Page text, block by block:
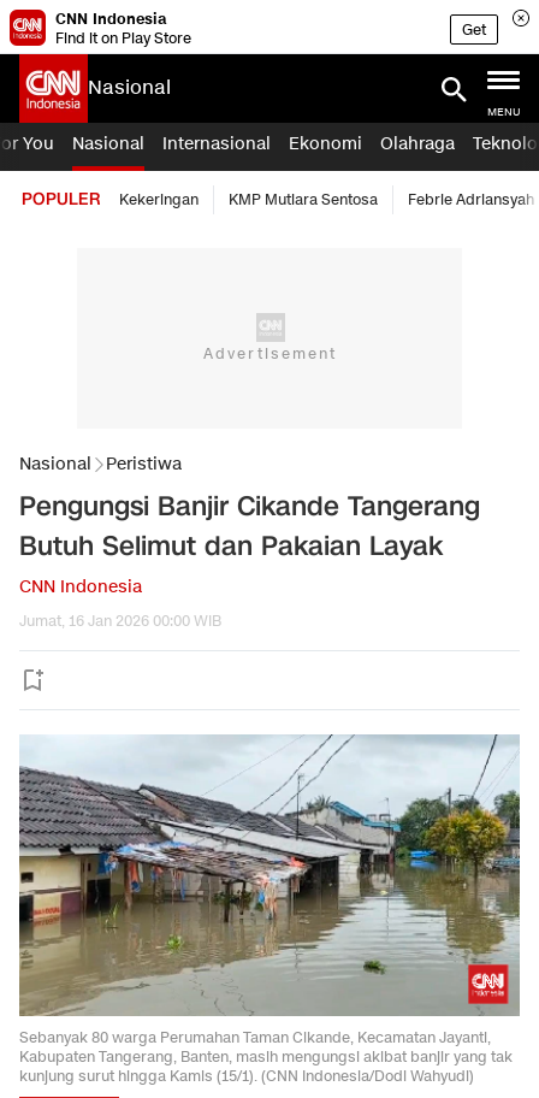
CNN Indonesia
Find it on Play Store
Get
Nasional
MENU
You Nasional Internasional Ekonomi Olahraga
POPULER Kekeringan KMP Mutiara Sentosa Febrie Adriansyah
Nasional Peristiwa
Pengungsi Banjir Cikande Tangerang
Butuh Selimut dan Pakaian Layak
CNN Indonesia
Jumat, 16 Jan 2026 00:00 WIB
Sebanyak 80 warga Perumahan Taman Cikande, Kecamatan Jayanti,
Kabupaten Tangerang, Banten, masih mengungsi akibat banjir yang tak
kunjung surut hingga Kamis (15/1). (CNN Indonesia/Dodi Wahyudi)